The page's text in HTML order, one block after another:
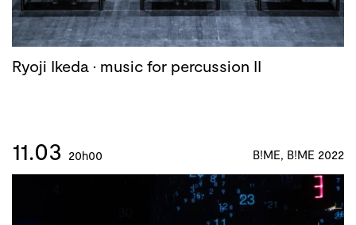
Ryoji Ikeda · music for percussion II
11.03 20h00 B!ME, B!ME 2022